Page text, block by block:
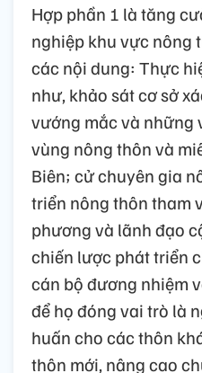
Hợp phần 1 là tăng
nghiệp khu vực nông
các nội dung: Thực
như, khảo sát cơ sở
vướng mắc và những
vùng nông thôn và
Biên; cử chuyên gia
triển nông thôn tham
phương và lãnh đạo
chiến lược phát triển
cán bộ đương nhiệm
để họ đóng vai trò là
huấn cho các thôn
thôn mới, nâng cao